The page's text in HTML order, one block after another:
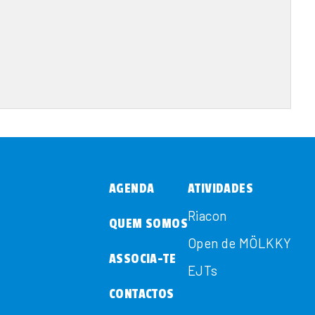
AGENDA
QUEM SOMOS
ASSOCIA-TE
CONTACTOS
ATIVIDADES
Riacon
Open de MÖLKKY
EJTs